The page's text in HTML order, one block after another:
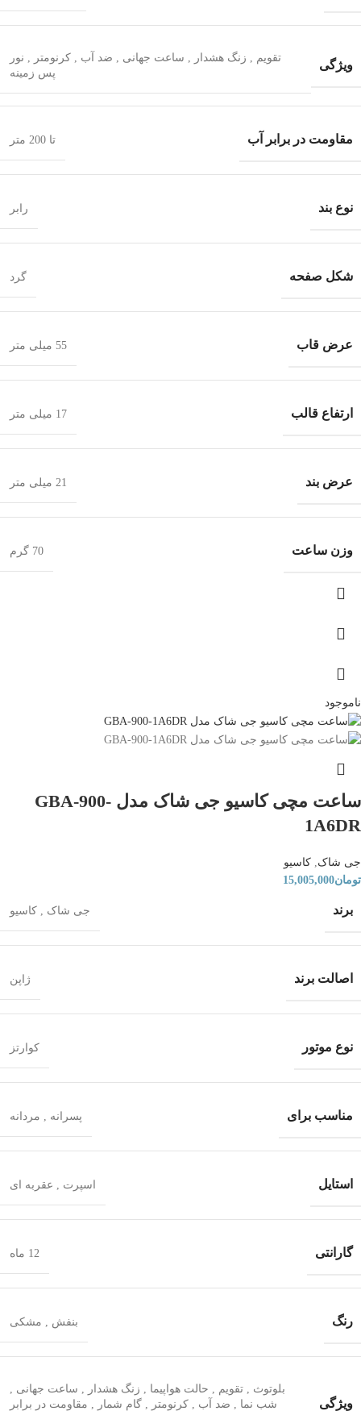
ویژگی تقویم , زنگ هشدار , ساعت جهانی , ضد آب , کرنومتر , نور
پس زمینه
مقاومت در برابر آب تا 200 متر
نوع بند رابر
شکل صفحه گرد
عرض قاب 55 میلی متر
ارتفاع قالب 17 میلی متر
عرض بند 21 میلی متر
وزن ساعت 70 گرم
ناموجود
ساعت مچی کاسیو جی شاک مدل GBA-900-
1A6DR
جی شاک کاسیو
تومان15,005,000
برند جی شاک کاسیو
اصالت برند ژاپن
نوع موتور کوارتز
مناسب برای پسرانه مردانه
استایل اسپرت عقربه ای
گارانتی 12 ماه
رنگ بنفش مشکی
ویژگی
بلوتوث تقویم حالت هواپیما زنگ هشدار ساعت جهانی
شب‌ نما
ضد آب کرنومتر گام شمار
مقاومت در برابر